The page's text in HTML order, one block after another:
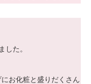
した。
お化粧と盛りだくさん